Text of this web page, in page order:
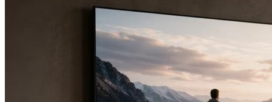
Бритва
Вентилятор
Водонагреватель
Кондиционер
Обогреватель